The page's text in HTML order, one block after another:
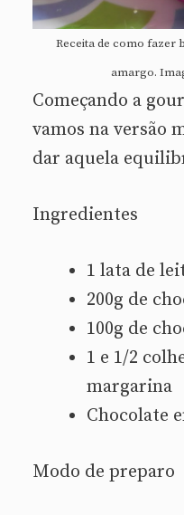
Receita de como fazer
amargo.
Começando a
vamos na versão
dar aquela
Ingredientes
1 lata de
200g de
100g de
1 e 1/2
margarina
Chocolate
Modo de preparo